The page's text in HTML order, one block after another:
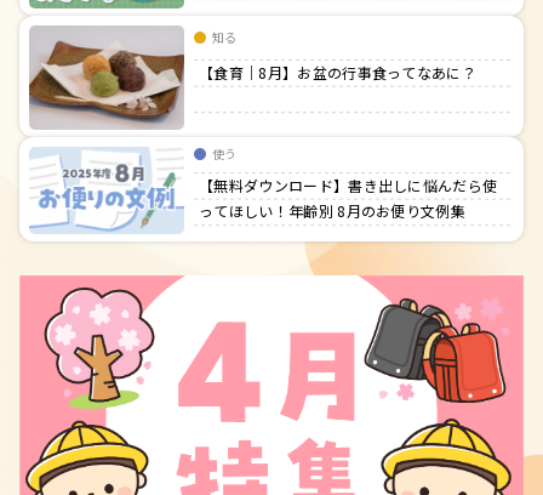
知る
【食育｜8月】お盆の行事食ってなあに？
使う
【無料ダウンロード】書き出しに悩んだら使
ってほしい！年齢別 8月のお便り文例集